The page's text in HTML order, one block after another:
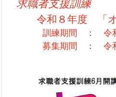
求職者支援訓練
令和８年度 「オ
訓練期間 ： 令和８
募集期間 ： 令和８